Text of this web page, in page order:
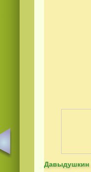
Давыдушкин